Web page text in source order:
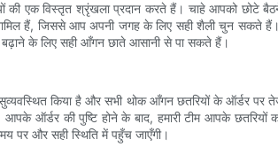
श्रृंखला प्रदान करते हैं। चाहे आपको छोटे बैठने
हैं, जिससे आप अपनी जगह के लिए सही शैली चुन सकते
बढ़ाने के लिए सही आँगन छाते आसानी से पा सकते हैं।
किया है और सभी थोक आँगन छतरियों के ऑर्डर पर तेज़
ऑर्डर की पुष्टि होने के बाद, हमारी टीम आपके
और सही स्थिति में पहुँच जाएँगी।